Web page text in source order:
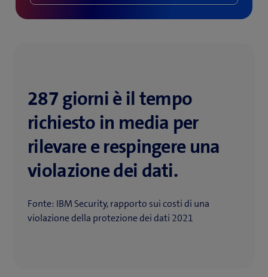
287 giorni è il tempo
richiesto in media per
rilevare e respingere una
violazione dei dati.
Fonte: IBM Security, rapporto sui costi di una
violazione della protezione dei dati 2021